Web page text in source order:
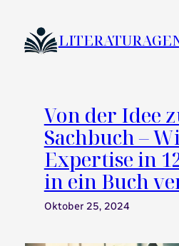
Inhalt
springen
Von der Idee
Sachbuch –
Expertise in
in ein Buch
Oktober 25, 2024